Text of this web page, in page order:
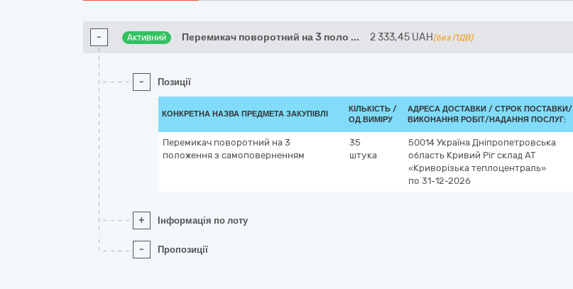
- Активний Перемикач поворотний на 3 поло ... 2 333,45 UAH (без ПДВ)
- Позиції
КОНКРЕТНА НАЗВА ПРЕДМЕТА ЗАКУПІВЛІ
КІЛЬКІСТЬ /
ОД.ВИМІРУ
АДРЕСА ДОСТАВКИ / СТРОК ПОСТАВКИ/
ВИКОНАННЯ РОБІТ/НАДАННЯ ПОСЛУГ:
Перемикач поворотний на 3
положення з самоповерненням
35
штука
50014 Україна Дніпропетровська
область Кривий Ріг склад АТ
«Криворізька теплоцентраль»
по 31-12-2026
+ Інформація по лоту
- Пропозиції